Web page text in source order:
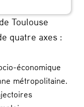
Toulouse
quatre axes :
économique
métropolitaine.